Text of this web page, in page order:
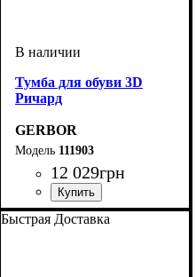
Тумба для обуви 3D
Ричард
GERBOR
111903
12 029грн
Быстрая Доставка